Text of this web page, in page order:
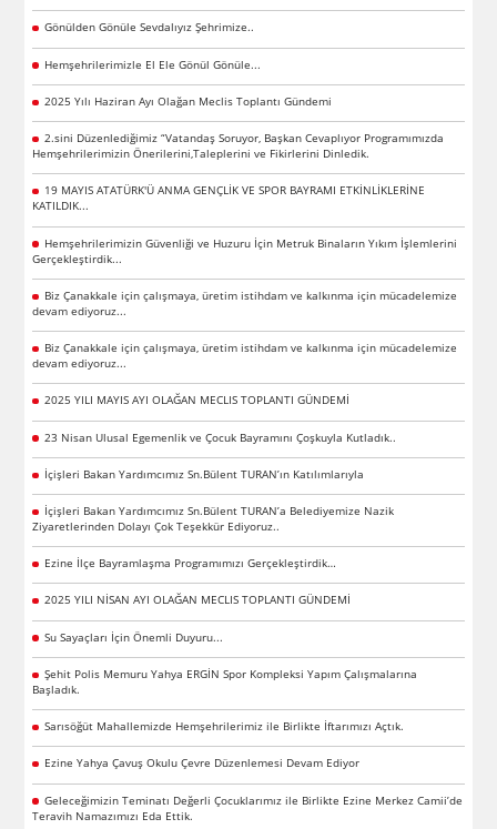
Gönülden Gönüle Sevdalıyız Şehrimize..
Hemşehrilerimizle El Ele Gönül Gönüle...
2025 Yılı Haziran Ayı Olağan Meclis Toplantı Gündemi
2.sini Düzenlediğimiz “Vatandaş Soruyor, Başkan Cevaplıyor Programımızda
Hemşehrilerimizin Önerilerini,Taleplerini ve Fikirlerini Dinledik.
19 MAYIS ATATÜRK'Ü ANMA GENÇLİK VE SPOR BAYRAMI ETKİNLİKLERİNE
KATILDIK...
Hemşehrilerimizin Güvenliği ve Huzuru İçin Metruk Binaların Yıkım İşlemlerini
Gerçekleştirdik...
Biz Çanakkale için çalışmaya, üretim istihdam ve kalkınma için mücadelemize
devam ediyoruz...
Biz Çanakkale için çalışmaya, üretim istihdam ve kalkınma için mücadelemize
devam ediyoruz...
2025 YILI MAYIS AYI OLAĞAN MECLIS TOPLANTI GÜNDEMİ
23 Nisan Ulusal Egemenlik ve Çocuk Bayramını Çoşkuyla Kutladık..
İçişleri Bakan Yardımcımız Sn.Bülent TURAN’ın Katılımlarıyla
İçişleri Bakan Yardımcımız Sn.Bülent TURAN’a Belediyemize Nazik
Ziyaretlerinden Dolayı Çok Teşekkür Ediyoruz..
Ezine İlçe Bayramlaşma Programımızı Gerçekleştirdik…
2025 YILI NİSAN AYI OLAĞAN MECLIS TOPLANTI GÜNDEMİ
Su Sayaçları İçin Önemli Duyuru...
Şehit Polis Memuru Yahya ERGİN Spor Kompleksi Yapım Çalışmalarına
Başladık.
Sarısöğüt Mahallemizde Hemşehrilerimiz ile Birlikte İftarımızı Açtık.
Ezine Yahya Çavuş Okulu Çevre Düzenlemesi Devam Ediyor
Geleceğimizin Teminatı Değerli Çocuklarımız ile Birlikte Ezine Merkez Camii’de
Teravih Namazımızı Eda Ettik.